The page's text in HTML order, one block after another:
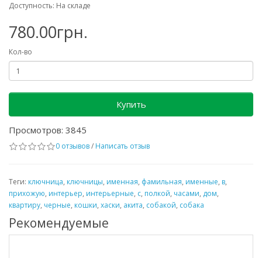
Доступность: На складе
780.00грн.
Кол-во
Купить
Просмотров: 3845
0 отзывов/ Написать отзыв
Теги: ключница, ключницы, именная, фамильная, именные, в,
прихожую, интерьер, интерьерные, с, полкой, часами, дом,
квартиру, черные, кошки, хаски, акита, собакой, собака
Рекомендуемые